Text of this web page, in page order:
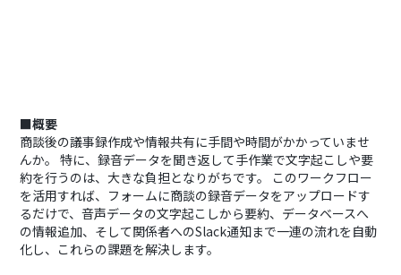
■概要
商談後の議事録作成や情報共有に手間や時間がかかっていませ
んか。 特に、録音データを聞き返して手作業で文字起こしや要
約を行うのは、大きな負担となりがちです。 このワークフロー
を活用すれば、フォームに商談の録音データをアップロードす
るだけで、音声データの文字起こしから要約、データベースへ
の情報追加、そして関係者へのSlack通知まで一連の流れを自動
化し、これらの課題を解決します。